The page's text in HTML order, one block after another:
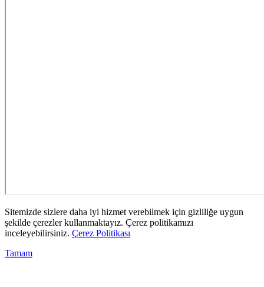
Sitemizde sizlere daha iyi hizmet verebilmek için gizliliğe uygun
şekilde çerezler kullanmaktayız. Çerez politikamızı
inceleyebilirsiniz. Çerez Politikası
Tamam